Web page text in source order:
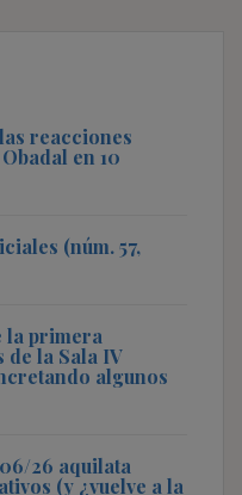
reacciones
en 10
(núm. 57,
la primera
de la Sala IV
algunos
26 aquilata
(y ¿vuelve a la